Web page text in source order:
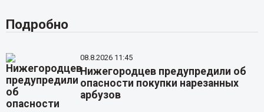
Подробно
08.8.2026 11:45
Нижегородцев предупредили об
опасности покупки нарезанных
арбузов